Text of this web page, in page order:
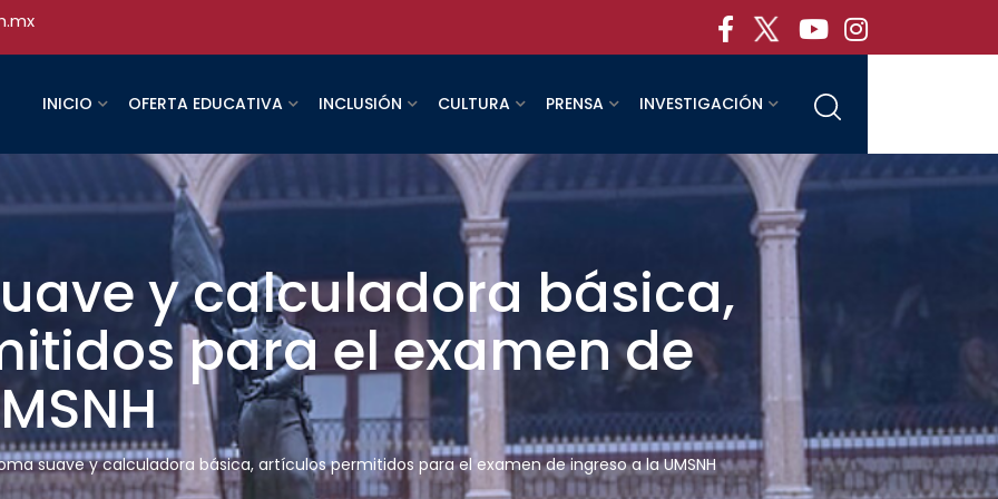
INICIO OFERTA EDUCATIVA INCLUSIÓN CULTURA PRENSA INVESTIGACIÓN
y calculadora básica,
para el examen de
suave y calculadora básica, artículos permitidos para el examen de ingreso a la UMSNH